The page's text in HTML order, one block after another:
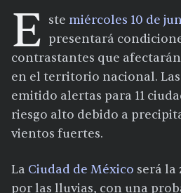
E ste miércoles 10 de
presentará
contrastantes que
en el territorio nacional.
emitido alertas para 11
riesgo alto debido a
vientos fuertes.
La Ciudad de México será la
por las lluvias, con una